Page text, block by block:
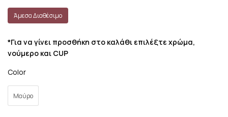
Άμεσα Διαθέσιμο
*Για να γίνει προσθήκη στο καλάθι επιλέξτε χρώμα,
νούμερο και CUP
Color
Μαύρο